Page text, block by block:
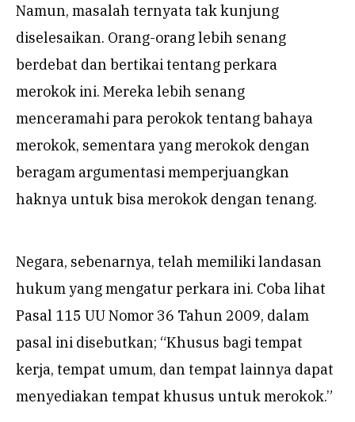
Namun, masalah ternyata tak kunjung
diselesaikan. Orang-orang lebih senang
berdebat dan bertikai tentang perkara
merokok ini. Mereka lebih senang
menceramahi para perokok tentang bahaya
merokok, sementara yang merokok dengan
beragam argumentasi memperjuangkan
haknya untuk bisa merokok dengan tenang.
Negara, sebenarnya, telah memiliki landasan
hukum yang mengatur perkara ini. Coba lihat
Pasal 115 UU Nomor 36 Tahun 2009, dalam
pasal ini disebutkan; “Khusus bagi tempat
kerja, tempat umum, dan tempat lainnya dapat
menyediakan tempat khusus untuk merokok.”